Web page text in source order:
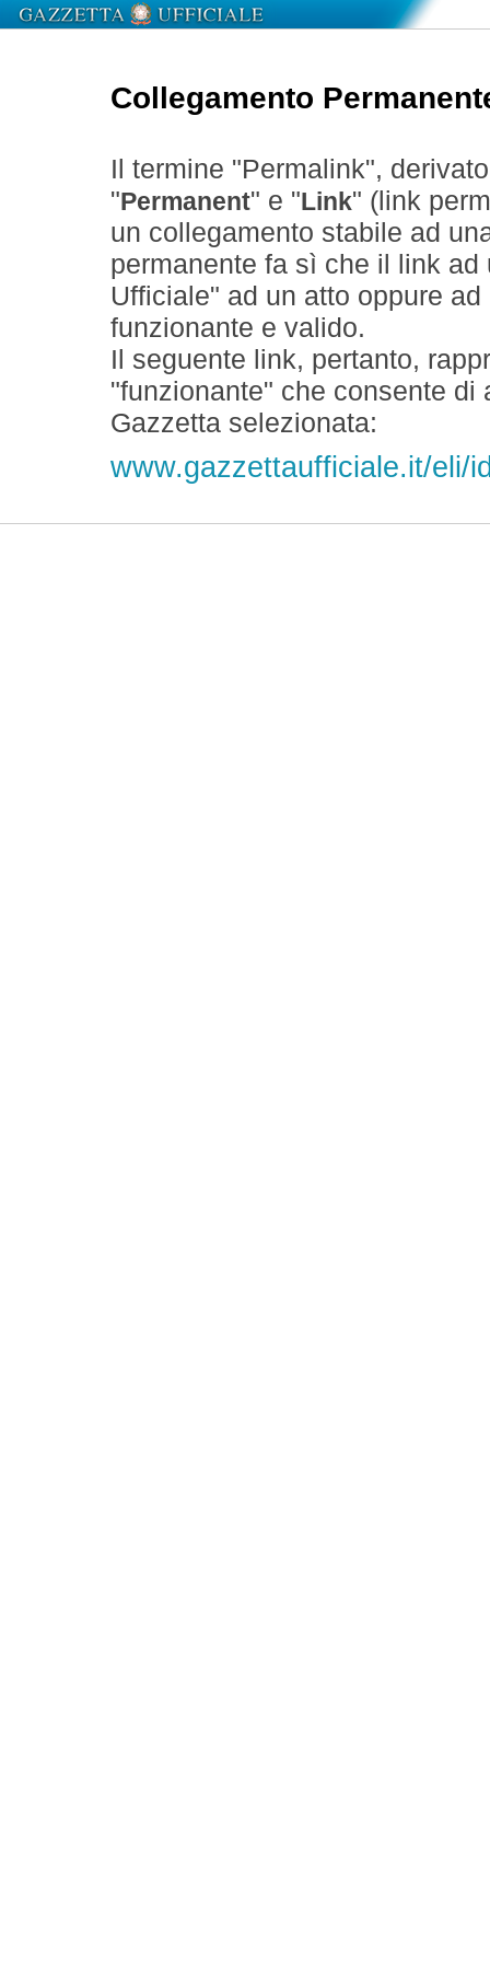
Collegamento
Il termine "Permalink",
" Permanent" e " Link" (link
un collegamento stabile ad
permanente fa sì che il link
Ufficiale" ad un atto oppure
funzionante e valido.
Il seguente link, pertanto,
"funzionante" che consente
Gazzetta selezionata:
www.gazzettaufficiale.it/eli/